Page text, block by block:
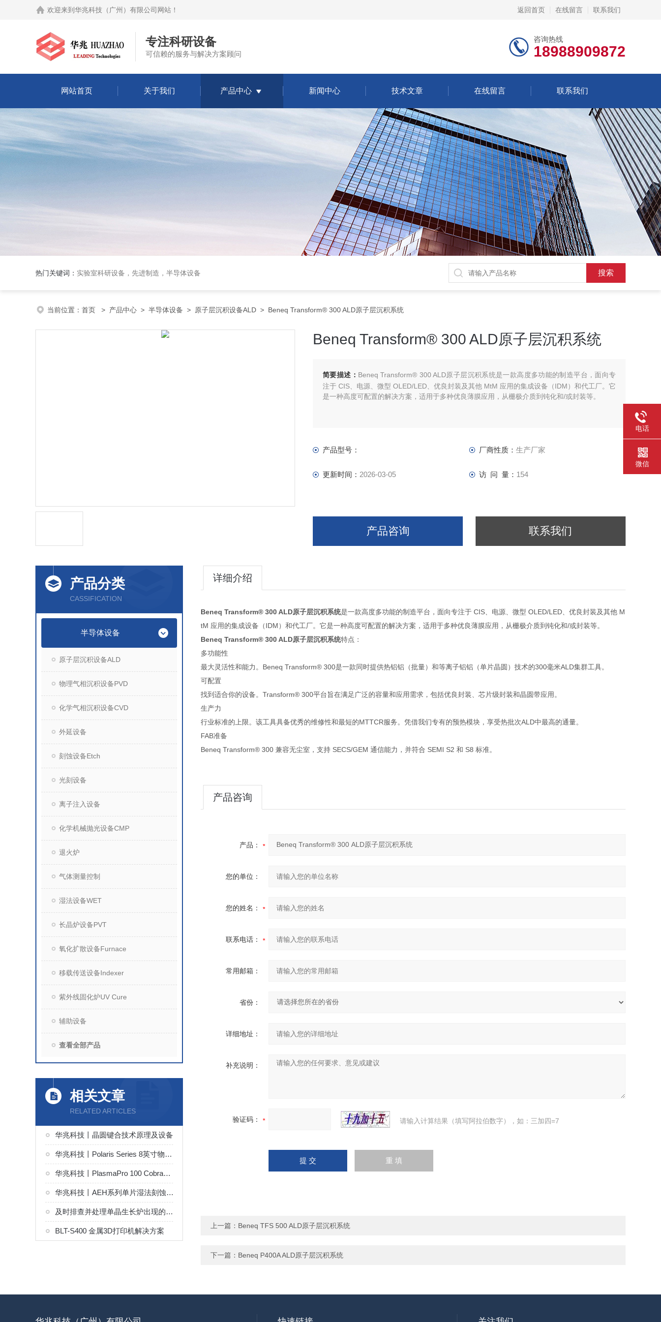
欢迎来到 华兆科技（广州）有限公司网站 ！ 返回首页 在线留言 联系我们
专注科研设备
可信赖的服务与解决方案顾问
咨询热线
18988909872
网站首页 关于我们 产品中心 新闻中心 技术文章 在线留言 联系我们
热门关键词： 实验室科研设备，先进制造，半导体设备
当前位置： 首页 > 产品中心 > 半导体设备 > 原子层沉积设备ALD > Beneq Transform® 300 ALD原子层沉积系统
Beneq Transform® 300 ALD原子层沉积系统
简要描述： Beneq Transform® 300 ALD原子层沉积系统是一款高度多功能的制造平台，面向专
注于 CIS、电源、微型 OLED/LED、优良封装及其他 MtM 应用的集成设备（IDM）和代工厂。它
是一种高度可配置的解决方案，适用于多种优良薄膜应用，从栅极介质到钝化和/或封装等。
产品型号： 厂商性质： 生产厂家
更新时间： 2026-03-05 访 问 量： 154
产品咨询 联系我们
产品分类
CASSIFICATION
半导体设备
原子层沉积设备ALD
物理气相沉积设备PVD
化学气相沉积设备CVD
外延设备
刻蚀设备Etch
光刻设备
离子注入设备
化学机械抛光设备CMP
退火炉
气体测量控制
湿法设备WET
长晶炉设备PVT
氧化扩散设备Furnace
移载传送设备Indexer
紫外线固化炉UV Cure
辅助设备
查看全部产品
相关文章
RELATED ARTICLES
华兆科技丨晶圆键合技术原理及设备
华兆科技丨Polaris Series 8英寸物理气相沉积（PVD）系统解决方案
华兆科技丨PlasmaPro 100 Cobra感应耦合等离子刻蚀（ICP）系统解决方案
华兆科技丨AEH系列单片湿法刻蚀（Wet Etching）系统解决方案
及时排查并处理单晶生长炉出现的问题能够有效稳定晶体生长环境
BLT-S400 金属3D打印机解决方案
详细介绍
Beneq Transform® 300 ALD原子层沉积系统是一款高度多功能的制造平台，面向专注于 CIS、电源、微型 OLED/LED、优良封装及其他 M
tM 应用的集成设备（IDM）和代工厂。它是一种高度可配置的解决方案，适用于多种优良薄膜应用，从栅极介质到钝化和/或封装等。
Beneq Transform® 300 ALD原子层沉积系统特点：
多功能性
最大灵活性和能力。Beneq Transform® 300是一款同时提供热铝铝（批量）和等离子铝铝（单片晶圆）技术的300毫米ALD集群工具。
可配置
找到适合你的设备。Transform® 300平台旨在满足广泛的容量和应用需求，包括优良封装、芯片级封装和晶圆带应用。
生产力
行业标准的上限。该工具具备优秀的维修性和最短的MTTCR服务。凭借我们专有的预热模块，享受热批次ALD中最高的通量。
FAB准备
Beneq Transform® 300 兼容无尘室，支持 SECS/GEM 通信能力，并符合 SEMI S2 和 S8 标准。
产品咨询
产品：
您的单位：
您的姓名：
联系电话：
常用邮箱：
省份：
详细地址：
补充说明：
验证码： 请输入计算结果（填写阿拉伯数字），如：三加四=7
上一篇： Beneq TFS 500 ALD原子层沉积系统
下一篇： Beneq P400A ALD原子层沉积系统
电话
微信